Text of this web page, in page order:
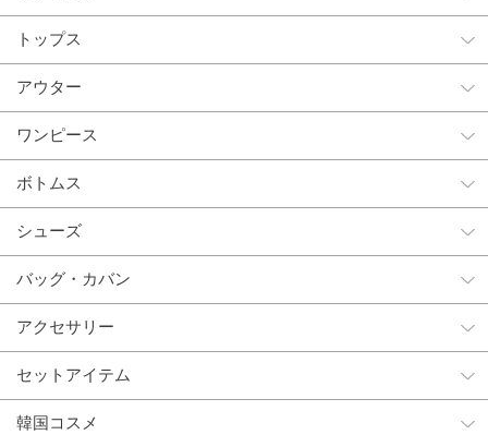
トップス
アウター
ワンピース
ボトムス
シューズ
バッグ・カバン
アクセサリー
セットアイテム
韓国コスメ